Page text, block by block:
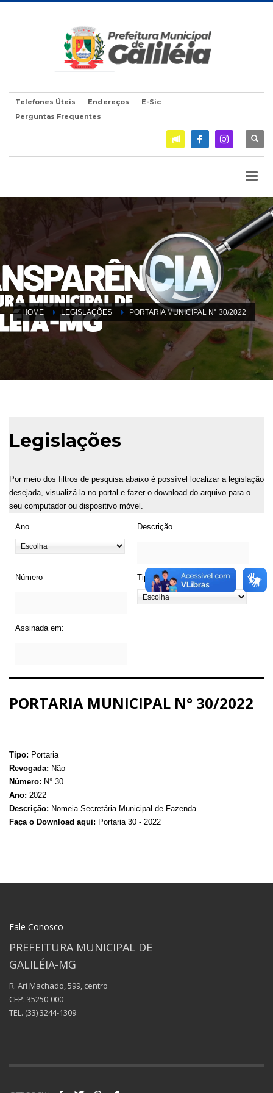
Telefones Úteis Endereços
E-Sic
Perguntas Frequentes
HOME LEGISLAÇÕES PORTARIA MUNICIPAL N° 30/2022
Legislações
Por meio dos filtros de pesquisa abaixo é possível localizar a legislação
desejada, visualizá-la no portal e fazer o download do arquivo para o
seu computador ou dispositivo móvel.
Ano Descrição
Número Tipo de Legislação
Assinada em:
PORTARIA MUNICIPAL N° 30/2022
Tipo: Portaria
Revogada: Não
Número: N° 30
Ano: 2022
Descrição: Nomeia Secretária Municipal de Fazenda
Faça o Download aqui: Portaria 30 - 2022
Fale Conosco
PREFEITURA MUNICIPAL DE
GALILÉIA-MG
R. Ari Machado, 599, centro
CEP: 35250-000
TEL. (33) 3244-1309